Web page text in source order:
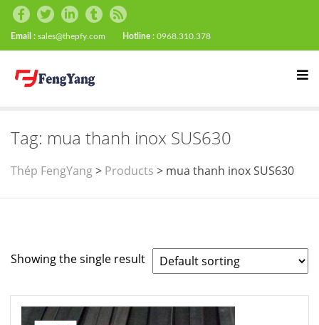
Email : sales@thepfy.com Hotline : 0968.310.378
Tag: mua thanh inox SUS630
Thép FengYang> Products > mua thanh inox SUS630
Showing the single result